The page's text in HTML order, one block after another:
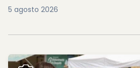
5 agosto 2026